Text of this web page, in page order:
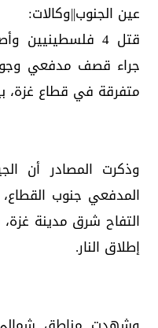
عين الجنوب||وكالات:
قتل 4 فلسطينيين
جراء قصف مدفعي
متفرقة في قطاع غزة،
وذكرت المصادر أن
المدفعي جنوب
التفاح شرق مدينة
إطلاق النار.